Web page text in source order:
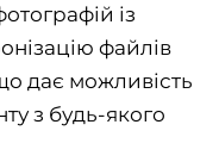
із
файлів
дає можливість
з будь-якого